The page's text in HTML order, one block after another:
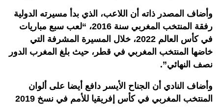
وأضاف المصدر ذاته أن اللاعب، الذي بدأ مسيرته الدولية
رفقة المنتخب المغربي سنة 2016، “لعب سبع مباريات
في كأس العالم 2022، خلال المسيرة المشرفة التي
خاضها المنتخب المغربي في قطر، حيث بلغ المغرب الدور
نصف النهائي”.
وأضاف النادي أن الجناح الأيسر دافع أيضا على ألوان
المنتخب المغربي في كأس إفريقيا للأمم في نسخ 2019